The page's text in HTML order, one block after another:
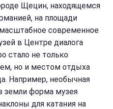
Щецин, находящемся
на площади
современное
в Центре диалога
стало не только
но и местом отдыха
Например, необычная
земли форма музея
для катания на